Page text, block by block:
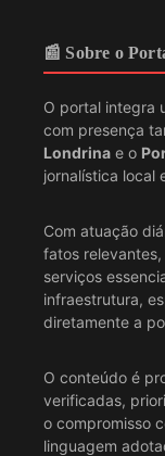
📰 Sobre o
O portal integra
com presença
Londrina e o
jornalística local
Com atuação
fatos
serviços
infraestrutura,
diretamente a
O conteúdo é
verificadas,
o compromisso
linguagem